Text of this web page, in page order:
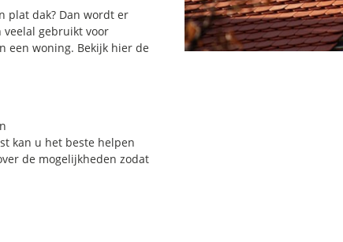
plat dak? Dan wordt er
veelal gebruikt voor
een woning. Bekijk hier de
kan u het beste helpen
de mogelijkheden zodat